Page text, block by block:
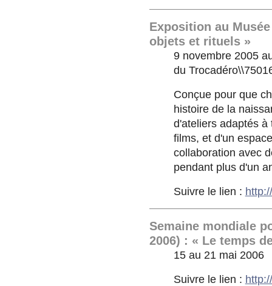
Exposition au
objets et rituels »
9 novembre 2005
du
Conçue pour que
histoire de la
d'ateliers adaptés
films, et d'un
collaboration avec
pendant plus d'un
Suivre le lien :
Semaine mondiale
2006) : « Le temps
15 au 21 mai 2006
Suivre le lien :